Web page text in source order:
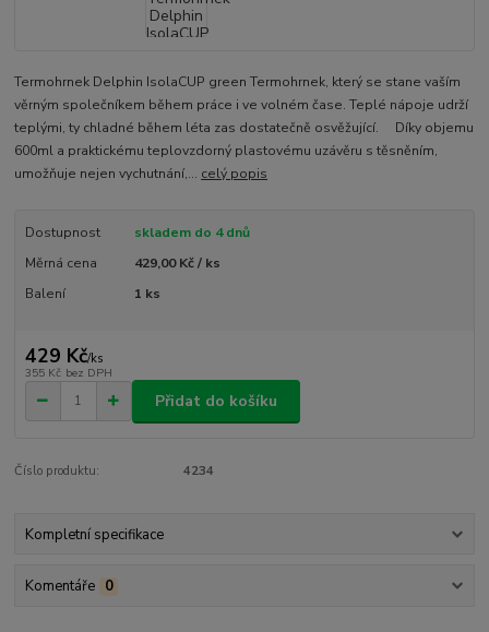
Termohrnek Delphin IsolaCUP green Termohrnek, který se stane vaším
věrným společníkem během práce i ve volném čase. Teplé nápoje udrží
teplými, ty chladné během léta zas dostatečně osvěžující. Díky objemu
600ml a praktickému teplovzdorný plastovému uzávěru s těsněním,
umožňuje nejen vychutnání,... celý popis
Dostupnost
skladem do 4 dnů
Měrná cena
429,00 Kč / ks
Balení
1 ks
429 Kč/ks
355 Kč bez DPH
Přidat do košíku
Číslo produktu: 4234
Kompletní specifikace
Komentáře 0